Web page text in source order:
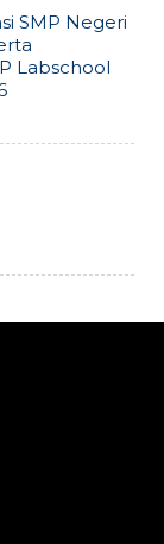
SMP Negeri
Labschool